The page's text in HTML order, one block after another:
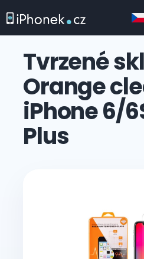
Tvrzené
Orange
iPhone 6/
Plus